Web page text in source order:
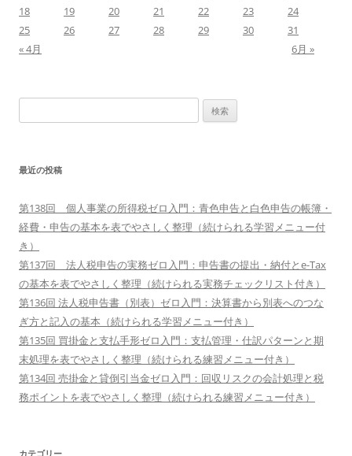
18
19 20 21 22 23
24
25
26 27 28 29 30
31
« 4月
6月 »
索:
最近の投稿
第138回 個人事業の所得税ゼロ入門：青色申告と白色申告の帳簿・
経費・申告の基本を表でやさしく整理（続けられる学習メニュー付
き）
第137回 法人税申告の実務ゼロ入門：申告書の提出・納付とe-Tax
の基本を表でやさしく整理（続けられる実務チェックリスト付き）
第136回 法人税申告書（別表）ゼロ入門：決算書から別表へのつな
ぎ方と記入の基本（続けられる学習メニュー付き）
第135回 買掛金と支払手形ゼロ入門：支払管理・仕訳パターンと期
末処理を表でやさしく整理（続けられる練習メニュー付き）
第134回 売掛金と貸倒引当金ゼロ入門：回収リスクの会計処理と税
務ポイントを表でやさしく整理（続けられる練習メニュー付き）
カテゴリー